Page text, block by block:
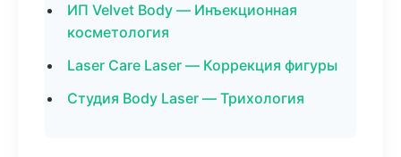
ИП Velvet Body — Инъекционная
косметология
Laser Care Laser — Коррекция фигуры
Студия Body Laser — Трихология